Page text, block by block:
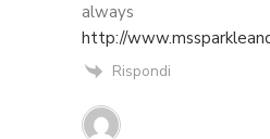
always
http://
Rispondi